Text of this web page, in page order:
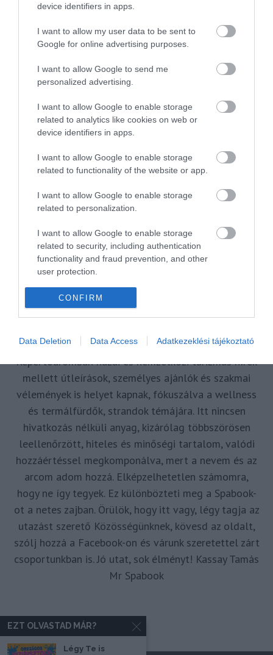
device identifiers in apps.
I want to allow my user data to be sent to
Google for online advertising purposes.
I want to allow Google to send me
personalized advertising.
I want to allow Google to enable storage
related to analytics like cookies on web or
device identifiers in apps.
I want to allow Google to enable storage
related to functionality of the website or app.
I want to allow Google to enable storage
related to personalization.
I want to allow Google to enable storage
related to security, including authentication
functionality and fraud prevention, and other
user protection.
CONFIRM
Data Deletion Data Access Adatkezeklési tájékoztató
FEJLESZTÉS FÜRDŐ GYÓGYFÜRDŐ
KARANTÉN KORONAVÍRUS LÉGIKÖZLEKEDÉS
MAGYARORSZÁG MAGYARUL MISKOLC MTÜ
OLASZORSZÁG PROGRAMAJÁNLÓ REPÜLŐ REPÜLŐJÁRAT
REPÜLŐTÉR RYANAIR STATISZTIKA
SZPONZOR SZÁLLODA TERMÁL TURIZMUS UTAZÁS
MR SPABOOK
A Szerzőről
Turisztikai szakértő, utazó blogger, vendégélmény
tanácsadó. Célom, hogy a kategória teremtő
blogmagazin keretein belül hiteles információ
és az utazni vágyó nagyközönség számára is.
Repertoáromban hazai és nemzetközi turizmus hírek
mellett útleírások, személyes ajánlók és szakmai
vélemények is helyet kapnak, fókuszálva a wellness
és termálfürdők, strandok témájára. Itt nincsen
hivatkozás nélküli anyag, kizárólag többszörösen
leellenőrzött, hiteles és minőségi tartalom, valódi
hozzáértéssel megkomponálva, mert a nevem és az
arcom adom hozzá. Elképzelhetetlen számomra,
hogy ne így tegyek. Ez különbözteti meg a Spabook-
ot a netes zajban. Örülök, hogy itt vagy, légy tagja az
utazást szerető Közösségünknek, kövesd az oldalt,
szólj hozzá a Facebook-on és várunk szeretettel zárt
csoportunkban is. Jó utat, sok élményt! Kassay Tamás
Mr Spabook
EZT OLVASTAD MÁR?
Légy Te is